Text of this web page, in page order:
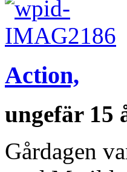
Action,
ungefär 15
Gårdagen